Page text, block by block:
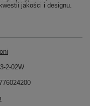
jakości i designu.
2-02W